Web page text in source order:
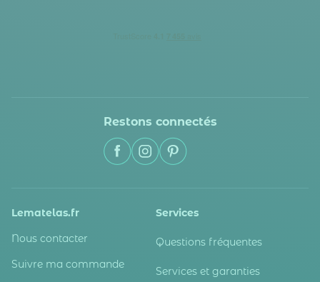
Restons connectés
Lematelas.fr
Nous contacter
Suivre ma commande
Services
Questions fréquentes
Services et garanties